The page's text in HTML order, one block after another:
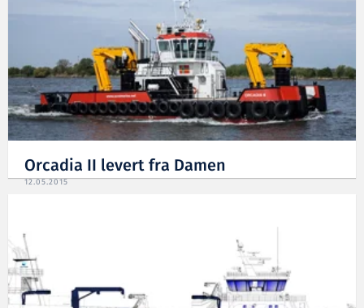
Orcadia II levert fra Damen
12.05.2015